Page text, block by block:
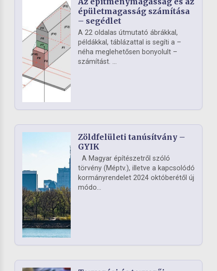
épületmagasság számítása
– segédlet
A 22 oldalas útmutató ábrákkal,
példákkal, táblázattal is segíti a –
néha meglehetősen bonyolult –
számítást. ...
Zöldfelületi tanúsítvány –
GYIK
A Magyar építészetről szóló
törvény (Méptv.), illetve a kapcsolódó
kormányrendelet 2024 októberétől új
módo...